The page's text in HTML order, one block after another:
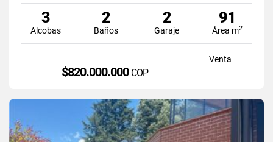
3
Alcobas
2
Baños
2
Garaje
91
Área m2
Venta
$820.000.000 COP